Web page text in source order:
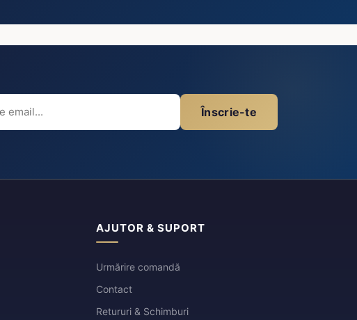
Înscrie-te
AJUTOR & SUPORT
Urmărire comandă
Contact
Retururi & Schimburi